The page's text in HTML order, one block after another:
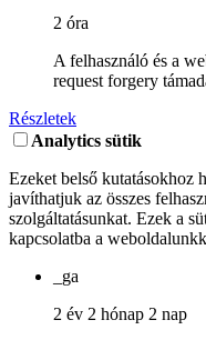
2 óra
A felhasználó és a
request forgery
Részletek
Analytics sütik
Ezeket belső kutatásokhoz
javíthatjuk az összes
szolgáltatásunkat. Ezek a
kapcsolatba a
_ga
2 év 2 hónap 2 nap